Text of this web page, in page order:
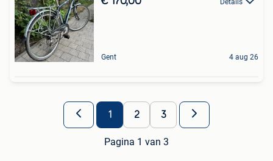
Gent 4 aug 26
1 2 3
Pagina 1 van 3